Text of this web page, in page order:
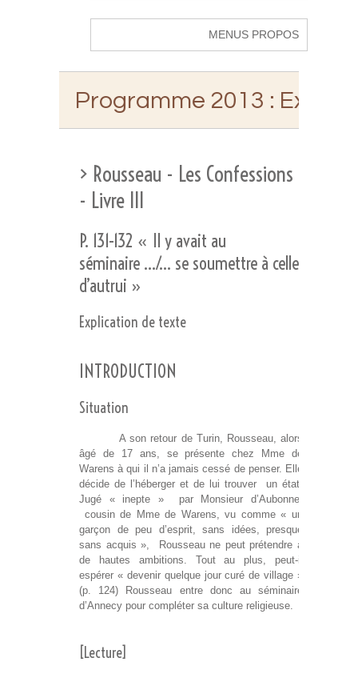
MENUS PROPOS
Programme 2013 :
> Rousseau - Les Confessions
- Livre III
P. 131-132 « Il y avait au
séminaire …/… se soumettre à celle
d’autrui »
Explication de texte
INTRODUCTION
Situation
A son retour de Turin, Rousseau, alors
âgé de 17 ans, se présente chez Mme de
Warens à qui il n’a jamais cessé de penser. Elle
décide de l’héberger et de lui trouver un état.
Jugé « inepte » par Monsieur d’Aubonne,
cousin de Mme de Warens, vu comme « un
garçon de peu d’esprit, sans idées, presque
sans acquis », Rousseau ne peut prétendre à
de hautes ambitions. Tout au plus, peut-il
espérer « devenir quelque jour curé de village »
(p. 124) Rousseau entre donc au séminaire
d’Annecy pour compléter sa culture religieuse.
[Lecture]